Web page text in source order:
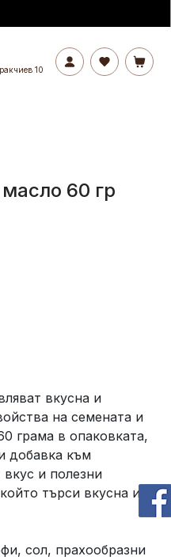
10
60 гр
вкусна и
на семената и
грама в опаковката,
добавка към
вкус и полезни
търси вкусна и
сол, прахообразни